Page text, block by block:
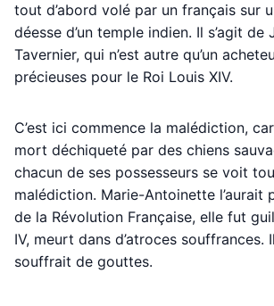
tout d’abord volé par un français sur
déesse d’un temple indien. Il s’agit de
Tavernier, qui n’est autre qu’un
précieuses pour le Roi Louis XIV.
C’est ici commence la malédiction,
mort déchiqueté par des chiens
chacun de ses possesseurs se voit
malédiction. Marie-Antoinette l’aurait
de la Révolution Française, elle fut
IV, meurt dans d’atroces souffrances.
souffrait de gouttes.